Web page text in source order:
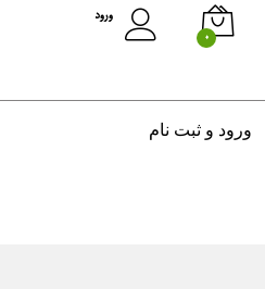
0
ورود
ورود و ثبت نام